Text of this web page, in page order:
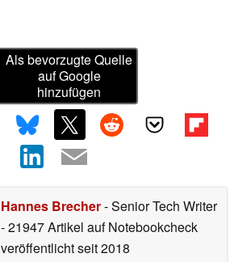
Als bevorzugte Quelle
auf Google
hinzufügen
Hannes Brecher- Senior Tech Writer
- 21947 Artikel auf Notebookcheck
veröffentlichtseit 2018